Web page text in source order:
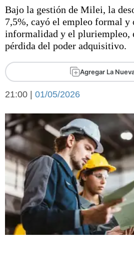
Liga del
Fútbol
Federal A
Arte y cultura
Cines
Economía y campo
Con el
Espacio
Sociedad y tiempo
libre
Sociedad
Turismo
Salud
Es viral
El tiempo
Fúnebres
Clasificados
Bajo la gestión de Milei, la
7,5%, cayó el empleo formal y
informalidad y el pluriempleo,
pérdida del poder adquisitivo.
Agregar La
21:00 | 01/05/2026